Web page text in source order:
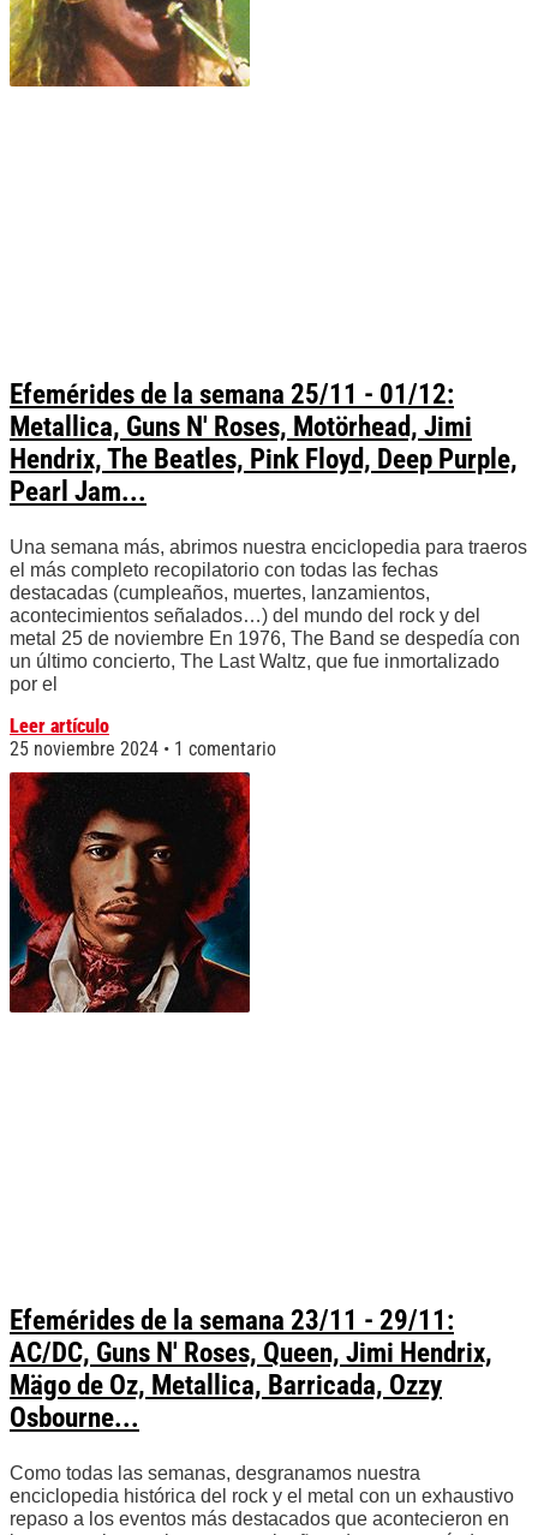
Efemérides de la semana 25/11 - 01/12:
Metallica, Guns N' Roses, Motörhead, Jimi
Hendrix, The Beatles, Pink Floyd, Deep Purple,
Pearl Jam...
Una semana más, abrimos nuestra enciclopedia para traeros
el más completo recopilatorio con todas las fechas
destacadas (cumpleaños, muertes, lanzamientos,
acontecimientos señalados…) del mundo del rock y del
metal 25 de noviembre En 1976, The Band se despedía con
un último concierto, The Last Waltz, que fue inmortalizado
por el
Leer artículo
25 noviembre 2024
1 comentario
Efemérides de la semana 23/11 - 29/11:
AC/DC, Guns N' Roses, Queen, Jimi Hendrix,
Mägo de Oz, Metallica, Barricada, Ozzy
Osbourne...
Como todas las semanas, desgranamos nuestra
enciclopedia histórica del rock y el metal con un exhaustivo
repaso a los eventos más destacados que acontecieron en